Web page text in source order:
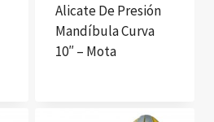
Alicate De Presión
Mandíbula Curva
10″ – Mota